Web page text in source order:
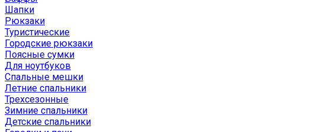
Шапки
Рюкзаки
Туристические
Городские рюкзаки
Поясные сумки
Для ноутбуков
Спальные мешки
Летние спальники
Трехсезонные
Зимние спальники
Детские спальники